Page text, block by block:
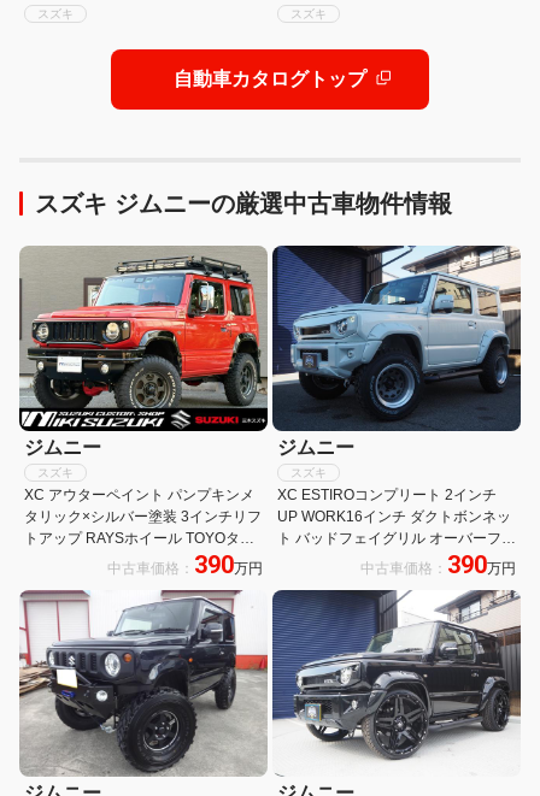
スズキ スズキ
自動車カタログトップ
スズキ ジムニーの厳選中古車物件情報
ジムニー
スズキ
XC アウターペイント パンプキンメ
タリック×シルバー塗装 3インチリフ
トアップ RAYSホイール TOYOタイ
ヤ ダムドエアロ リングヘッドライト
9型フルセグナビ
中古車価格： 390万円
ジムニー
スズキ
XC ESTIROコンプリート 2インチ
UP WORK16インチ ダクトボンネッ
ト バッドフェイグリル オーバーフェ
ンダー リアウイング サイドステップ
カバー
中古車価格： 390万円